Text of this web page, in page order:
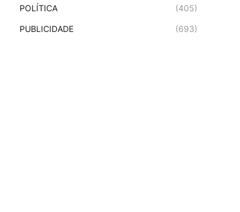
POLÍTICA (405)
PUBLICIDADE (693)